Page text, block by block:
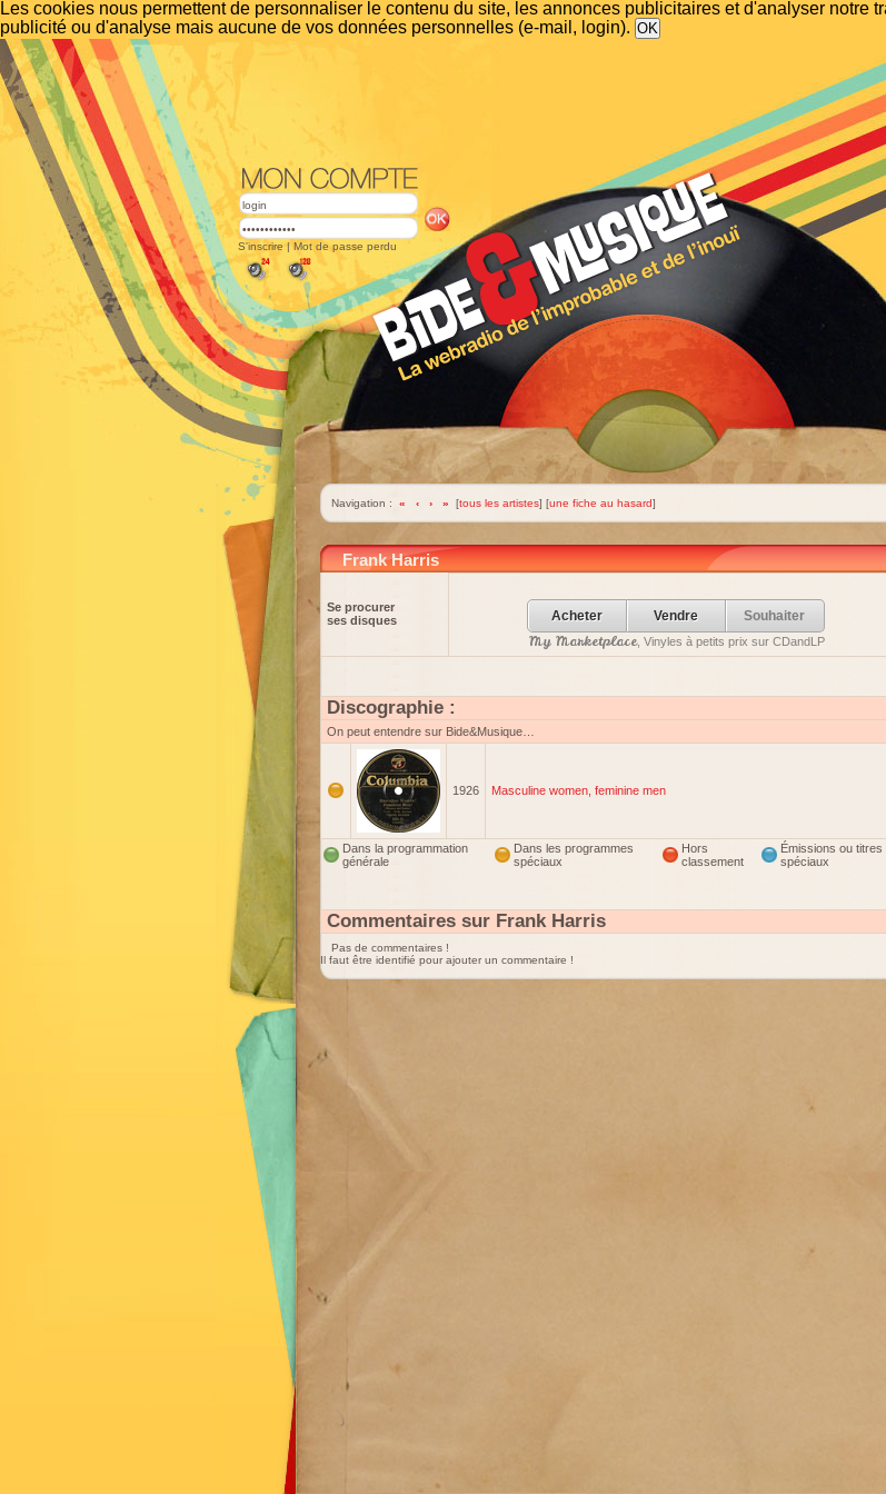
Les cookies nous permettent de personnaliser le contenu du site, les annonces publicitaires et d'analyser
publicité ou d'analyse mais aucune de vos données personnelles (e-mail, login).
S'inscrire | Mot de passe perdu
Navigation : « ‹ › » [tous les artistes] [une fiche au hasard]
Frank Harris
Se procurer
ses disques
Acheter Vendre Souhaiter
My Marketplace, Vinyles à petits prix sur CDandLP
Discographie :
On peut entendre sur Bide&Musique…
1926 Masculine women, feminine men
Dans la programmation
générale
Dans les programmes
spéciaux
Hors
classement
Émissions ou titres
spéciaux
Commentaires sur Frank Harris
Pas de commentaires !
Il faut être identifié pour ajouter un commentaire !